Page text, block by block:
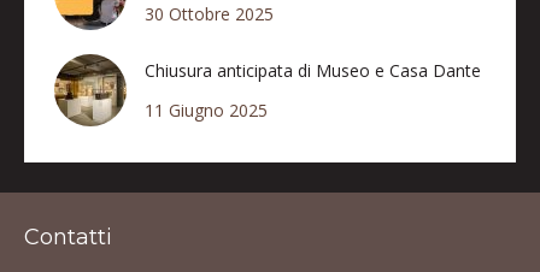
30 Ottobre 2025
Chiusura anticipata di Museo e Casa Dante
11 Giugno 2025
Contatti